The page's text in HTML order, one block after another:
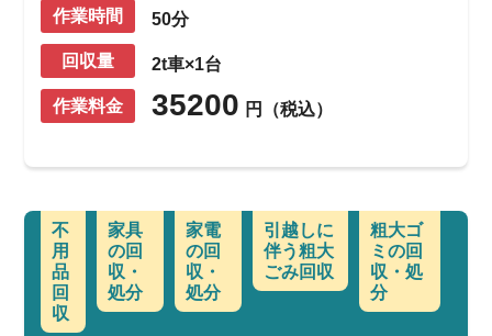
作業時間 50分
回収量 2t車×1台
作業料金 35200 円（税込）
不
用
品
回
収
家具
の回
収・
処分
家電
の回
収・
処分
引越しに
伴う粗大
ごみ回収
粗大ゴ
ミの回
収・処
分